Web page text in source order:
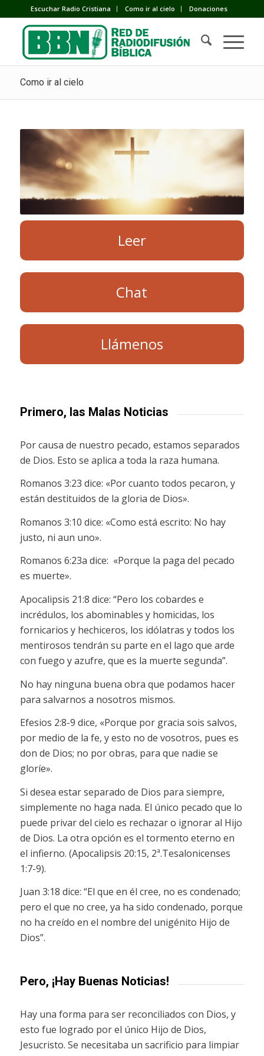
Escuchar Radio Cristiana Como ir al cielo Donaciones
Como ir al cielo
Leer
Chat
Llámenos
Primero, las Malas Noticias
Por causa de nuestro pecado, estamos separados
de Dios. Esto se aplica a toda la raza humana.
Romanos 3:23 dice: «Por cuanto todos pecaron, y
están destituidos de la gloria de Dios».
Romanos 3:10 dice: «Como está escrito: No hay
justo, ni aun uno».
Romanos 6:23a dice: «Porque la paga del pecado
es muerte».
Apocalipsis 21:8 dice: “Pero los cobardes e
incrédulos, los abominables y homicidas, los
fornicarios y hechiceros, los idólatras y todos los
mentirosos tendrán su parte en el lago que arde
con fuego y azufre, que es la muerte segunda”.
No hay ninguna buena obra que podamos hacer
para salvarnos a nosotros mismos.
Efesios 2:8-9 dice, «Porque por gracia sois salvos,
por medio de la fe, y esto no de vosotros, pues es
don de Dios; no por obras, para que nadie se
gloríe».
Si desea estar separado de Dios para siempre,
simplemente no haga nada. El único pecado que lo
puede privar del cielo es rechazar o ignorar al Hijo
de Dios. La otra opción es el tormento eterno en
el infierno. (Apocalipsis 20:15, 2ª.Tesalonicenses
1:7-9).
Juan 3:18 dice: “El que en él cree, no es condenado;
pero el que no cree, ya ha sido condenado, porque
no ha creído en el nombre del unigénito Hijo de
Dios”.
Pero, ¡Hay Buenas Noticias!
Hay una forma para ser reconciliados con Dios, y
esto fue logrado por el único Hijo de Dios,
Jesucristo. Se necesitaba un sacrificio para limpiar